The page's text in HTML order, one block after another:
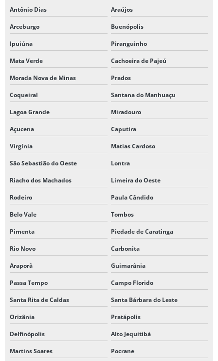
Antônio Dias Araújos
Arceburgo Buenópolis
Ipuiúna Piranguinho
Mata Verde Cachoeira de Pajeú
Morada Nova de Minas Prados
Coqueiral Santana do Manhuaçu
Lagoa Grande Miradouro
Açucena Caputira
Virgínia Matias Cardoso
São Sebastião do Oeste Lontra
Riacho dos Machados Limeira do Oeste
Rodeiro Paula Cândido
Belo Vale Tombos
Pimenta Piedade de Caratinga
Rio Novo Carbonita
Araporã Guimarânia
Passa Tempo Campo Florido
Santa Rita de Caldas Santa Bárbara do Leste
Orizânia Pratápolis
Delfinópolis Alto Jequitibá
Martins Soares Pocrane